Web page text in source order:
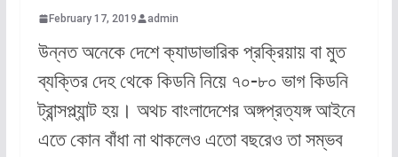
February 17, 2019 admin
উন্নত অনেকে দেশে ক্যাডাভারিক প্রক্রিয়ায় বা মুত
ব্যক্তির দেহ থেকে কিডনি নিয়ে ৭০-৮০ ভাগ কিডনি
ট্রান্সপ্ল্যান্ট হয়। অথচ বাংলাদেশের অঙ্গপ্রত্যঙ্গ আইনে
এতে কোন বাঁধা না থাকলেও এতো বছরেও তা সম্ভব